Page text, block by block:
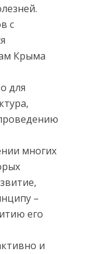
с
Крыма
для
многих
–
его
и